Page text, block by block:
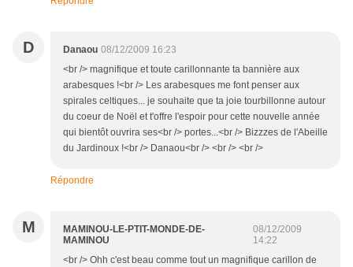
D Danaou 08/12/2009 16:23
<br /> magnifique et toute carillonnante ta bannière aux
arabesques !<br /> Les arabesques me font penser aux
spirales celtiques... je souhaite que ta joie tourbillonne autour
du coeur de Noël et t'offre l'espoir pour cette nouvelle année
qui bientôt ouvrira ses<br /> portes...<br /> Bizzzes de l'Abeille
du Jardinoux !<br /> Danaou<br /> <br /> <br />
Répondre
M
MAMINOU-LE-PTIT-MONDE-DE-
MAMINOU
08/12/2009
14:22
<br /> Ohh c'est beau comme tout un magnifique carillon de